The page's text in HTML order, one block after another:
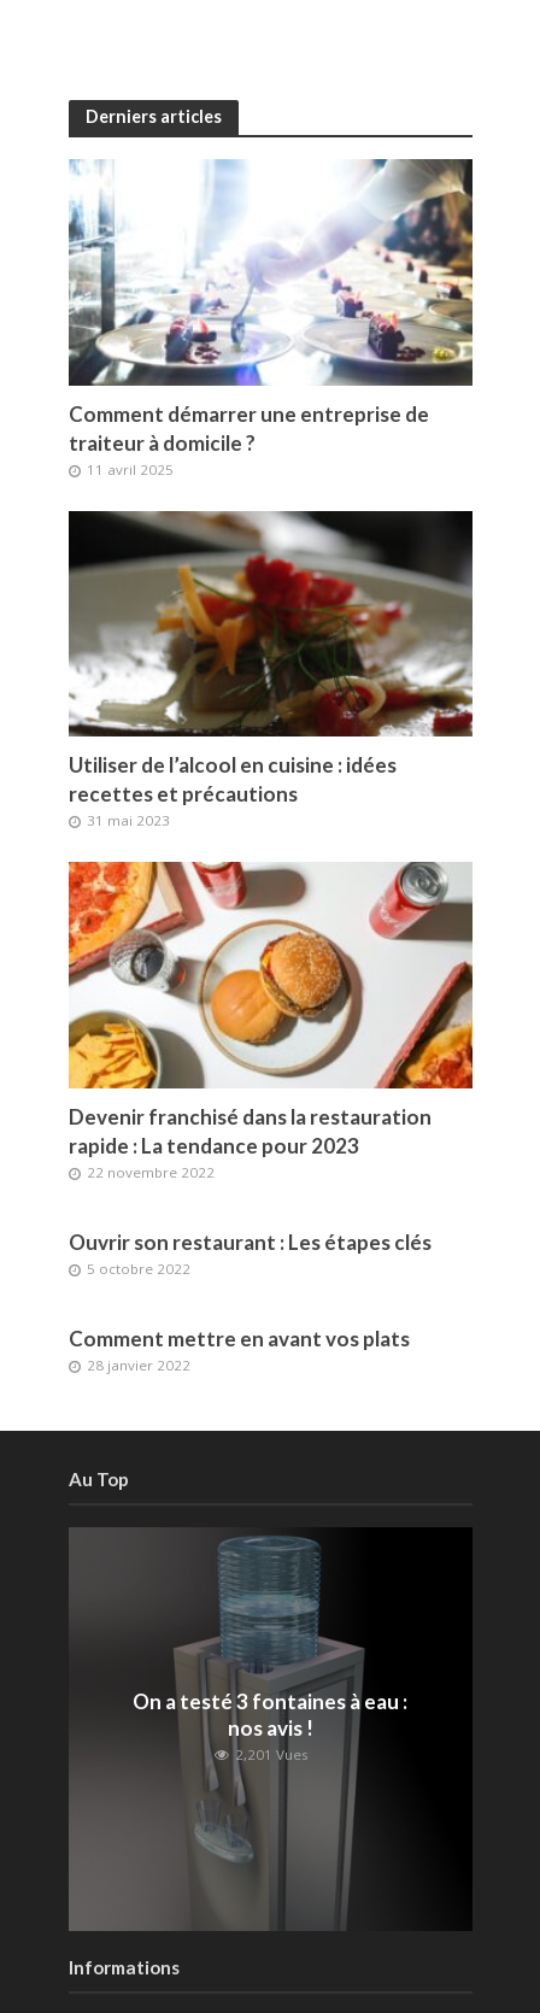
Derniers articles
Comment démarrer une entreprise de
traiteur à domicile ?
11 avril 2025
Utiliser de l’alcool en cuisine : idées
recettes et précautions
31 mai 2023
Devenir franchisé dans la restauration
rapide : La tendance pour 2023
22 novembre 2022
Ouvrir son restaurant : Les étapes clés
5 octobre 2022
Comment mettre en avant vos plats
28 janvier 2022
Au Top
On a testé 3 fontaines à eau :
nos avis !
2,201 Vues
Informations